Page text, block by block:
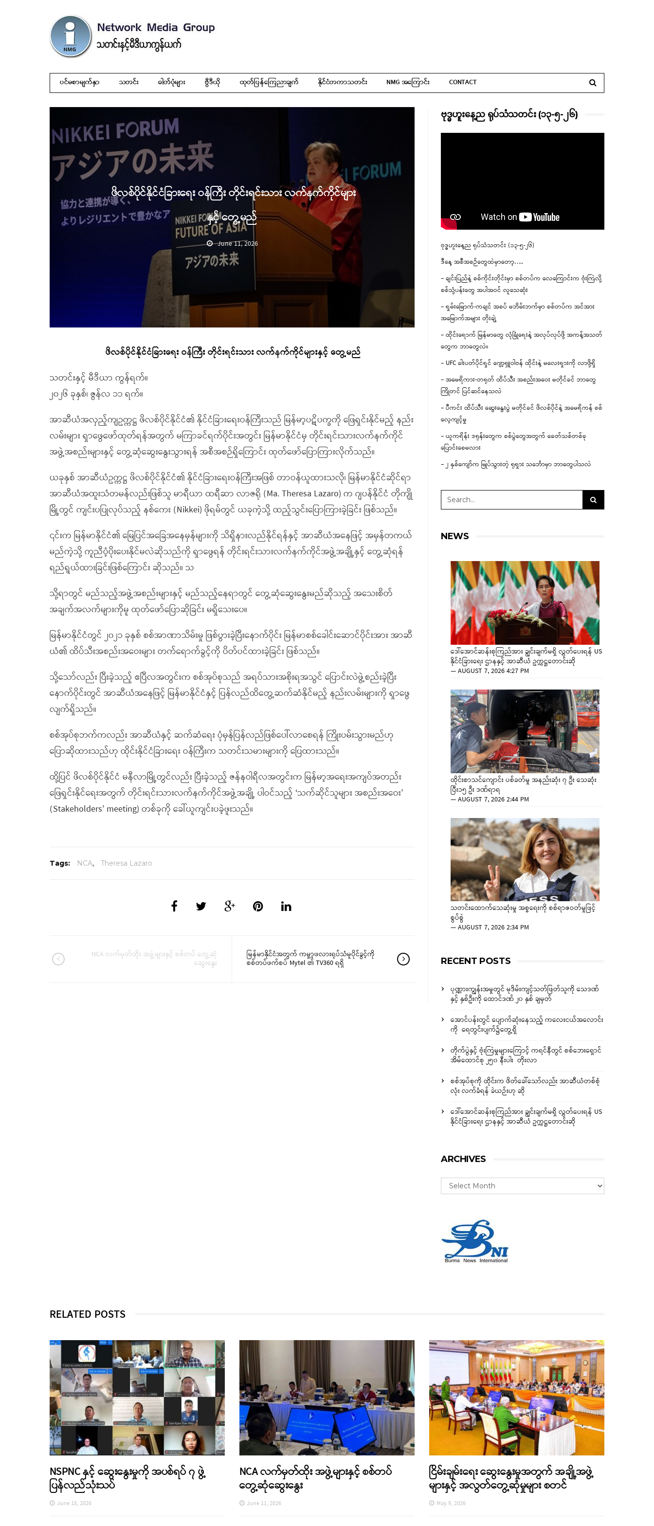
ပင်မစာမျက်နှာ သတင်း ဓါတ်ပုံများ ဗွီဒီယို ထုတ်ပြန်ကြေညာချက် နိုင်ငံတကာသတင်း NMG အကြောင်း CONTACT
ဖိလစ်ပိုင်နိုင်ငံခြားရေး ဝန်ကြီး တိုင်းရင်းသား လက်နက်ကိုင်များ
နှင့် တွေ့မည်
June 11, 2026
ဖိလစ်ပိုင်နိုင်ငံခြားရေး ဝန်ကြီး တိုင်းရင်းသား လက်နက်ကိုင်များနှင့် တွေ့မည်
သတင်းနှင့် မီဒီယာ ကွန်ရက်။
၂၀၂၆ ခုနှစ်၊ ဇွန်လ ၁၁ ရက်။
အာဆီယံအလှည့်ကျဥက္ကဋ္ဌ ဖိလစ်ပိုင်နိုင်ငံ၏ နိုင်ငံခြားရေးဝန်ကြီးသည် မြန်မာ့ပဋိပက္ခကို ဖြေရှင်းနိုင်မည့် နည်း
လမ်းများ ရှာဖွေဖော်ထုတ်ရန်အတွက် မကြာခင်ရက်ပိုင်းအတွင်း မြန်မာနိုင်ငံမှ တိုင်းရင်းသားလက်နက်ကိုင်
အဖွဲ့အစည်းများနှင့် တွေ့ဆုံဆွေးနွေးသွားရန် အစီအစဉ်ရှိကြောင်း ထုတ်ဖော်ပြောကြားလိုက်သည်။
ယခုနှစ် အာဆီယံဥက္ကဋ္ဌ ဖိလစ်ပိုင်နိုင်ငံ၏ နိုင်ငံခြားရေးဝန်ကြီးအဖြစ် တာဝန်ယူထားသလို၊ မြန်မာနိုင်ငံဆိုင်ရာ
အာဆီယံအထူးသံတမန်လည်းဖြစ်သူ မာရီယာ ထရီဆာ လာဇရို (Ma. Theresa Lazaro) က ဂျပန်နိုင်ငံ တိုကျို
မြို့တွင် ကျင်းပပြုလုပ်သည့် နစ်ကေး (Nikkei) ဖိုရမ်တွင် ယခုကဲ့သို့ ထည့်သွင်းပြောကြားခဲ့ခြင်း ဖြစ်သည်။
၎င်းက မြန်မာနိုင်ငံ၏ မြေပြင်အခြေအနေမှန်များကို သိရှိနားလည်နိုင်ရန်နှင့် အာဆီယံအနေဖြင့် အမှန်တကယ်
မည်ကဲ့သို့ ကူညီပံ့ပိုးပေးနိုင်မလဲဆိုသည်ကို ရှာဖွေရန် တိုင်းရင်းသားလက်နက်ကိုင်အဖွဲ့အချို့နှင့် တွေ့ဆုံရန်
ရည်ရွယ်ထားခြင်းဖြစ်ကြောင်း ဆိုသည်။ သ
သို့ရာတွင် မည်သည့်အဖွဲ့အစည်းများနှင့် မည်သည့်နေရာတွင် တွေ့ဆုံဆွေးနွေးမည်ဆိုသည့် အသေးစိတ်
အချက်အလက်များကိုမူ ထုတ်ဖော်ပြောဆိုခြင်း မရှိသေးပေ။
မြန်မာနိုင်ငံတွင် ၂၀၂၁ ခုနှစ် စစ်အာဏာသိမ်းမှု ဖြစ်ပွားခဲ့ပြီးနောက်ပိုင်း မြန်မာစစ်ခေါင်းဆောင်ပိုင်းအား အာဆီ
ယံ၏ ထိပ်သီးအစည်းအဝေးများ တက်ရောက်ခွင့်ကို ပိတ်ပင်ထားခဲ့ခြင်း ဖြစ်သည်။
သို့သော်လည်း ပြီးခဲ့သည့် ဧပြီလအတွင်းက စစ်အုပ်စုသည် အရပ်သားအစိုးရအသွင် ပြောင်းလဲဖွဲ့စည်းခဲ့ပြီး
နောက်ပိုင်းတွင် အာဆီယံအနေဖြင့် မြန်မာနိုင်ငံနှင့် ပြန်လည်ထိတွေ့ဆက်ဆံနိုင်မည့် နည်းလမ်းများကို ရှာဖွေ
လျက်ရှိသည်။
စစ်အုပ်စုဘက်ကလည်း အာဆီယံနှင့် ဆက်ဆံရေး ပုံမှန်ပြန်လည်ဖြစ်ပေါ်လာစေရန် ကြိုးပမ်းသွားမည်ဟု
ပြောဆိုထားသည်ဟု ထိုင်းနိုင်ငံခြားရေး ဝန်ကြီးက သတင်းသမားများကို ပြေထားသည်။
ထို့ပြင် ဖိလစ်ပိုင်နိုင်ငံ မနီလာမြို့တွင်လည်း ပြီးခဲ့သည့် ဇန်နဝါရီလအတွင်းက မြန်မာ့အရေးအကျပ်အတည်း
ဖြေရှင်းနိုင်ရေးအတွက် တိုင်းရင်းသားလက်နက်ကိုင်အဖွဲ့အချို့ ပါဝင်သည့် ‘သက်ဆိုင်သူများ အစည်းအဝေး’
(Stakeholders’ meeting) တစ်ခုကို ခေါ်ယူကျင်းပခဲ့ဖူးသည်။
Tags: NCA, Theresa Lazaro
NCA လက်မှတ်ထိုး အဖွဲ့များနှင့် စစ်တပ် တွေ့ဆုံ
ဆွေးနွေး
မြန်မာနိုင်ငံအတွက် ကမ္ဘာ့ဖလားရုပ်သံမူပိုင်ခွင့်ကို
စစ်တပ်ဖက်စပ် Mytel ၏ TV360 ရရှိ
ဗုဒ္ဓဟူးနေ့ည ရုပ်သံသတင်း (၁၃-၅-၂၆)
ဗုဒ္ဓဟူးနေ့ည ရုပ်သံသတင်း (၁၃-၅-၂၆)
ဒီနေ့ အစီအစဉ်တွေထဲမှာတော့…..
– ချင်းပြည်နဲ့ စစ်ကိုင်းတိုင်းမှာ စစ်တပ်က လေကြောင်းက ဗုံးကြဲလို့
စစ်သုံ့ပန်းတွေ အပါအဝင် လူသေဆုံး
– ရှမ်းမြောက်-ကချင် အစပ် မဘိမ်းဘက်မှာ စစ်တပ်က အင်အား
အမြောက်အများ တိုးချဲ့
– ထိုင်းရောက် မြန်မာတွေ လုံခြုံရေးနဲ့ အလုပ်လုပ်ဖို့ အကန့်အသတ်
တွေက ဘာတွေလဲ။
– UFC ခါးပတ်ပိုင်ရှင် ဂျော့ရှူဝါဗန် ထိုင်းနဲ့ မလေးရှားကို လာဖို့ရှိ
– အမေရိကား-တရုတ် ထိပ်သီး အစည်းအဝေး မတိုင်ခင် ဘာတွေ
ကြိုတင် ပြင်ဆင်နေသလဲ
– ပီကင်း ထိပ်သီး ဆွေးနွေးပွဲ မတိုင်ခင် ဖိလစ်ပိုင်နဲ့ အမေရိကန် စစ်
လေ့ကျင့်မှု
– ယူကရိန်း ဒရုန်းတွေက စစ်ပွဲတွေအတွက် ခေတ်သစ်တစ်ခု
ပြောင်းစေမလား
– ၂ နှစ်ကျော်က မြုပ်သွားတဲ့ ရုရှား သင်္ဘောမှာ ဘာတွေပါသလဲ
NEWS
ဒေါ်အောင်ဆန်းစုကြည်အား ချွင်းချက်မရှိ လွှတ်ပေးရန် US
နိုင်ငံခြားရေး ဌာနနှင့် အာဆီယံ ဥက္ကဋ္ဌတောင်းဆို
—AUGUST 7, 2026 4:27 PM
ထိုင်းစာသင်ကျောင်း ပစ်ခတ်မှု အနည်းဆုံး ၇ ဦး သေဆုံး
ပြီး၁၅ ဦး ဒဏ်ရာရ
—AUGUST 7, 2026 2:44 PM
သတင်းထောက်သေဆုံးမှု အစ္စရေးကို စစ်ရာဇဝတ်မှုဖြင့်
စွပ်စွဲ
—AUGUST 7, 2026 2:34 PM
RECENT POSTS
ပုဏ္ဏားကျွန်းအမှုတွင် မုဒိမ်းကျင့်သတ်ဖြတ်သူကို သေဒဏ်
နှင့် နှစ်ဦးကို ထောင်ဒဏ် ၂၀ နှစ် ချမှတ်
အောင်ပန်းတွင် ပျောက်ဆုံးနေသည့် ကလေးငယ်အလောင်း
ကို ရေတွင်းပျက်၌တွေ့ရှိ
တိုက်ပွဲနှင့် ဗုံးကြဲမှုများကြောင့် ကရင်နီတွင် စစ်ဘေးရှောင်
အိမ်ထောင်စု ၂၅၀ နီးပါး တိုးလာ
စစ်အုပ်စုကို ထိုင်းက ဖိတ်ခေါ်သော်လည်း အာဆီယံတစ်စုံ
လုံး လက်ခံရန် ခဲယဉ်းဟု ဆို
ဒေါ်အောင်ဆန်းစုကြည်အား ချွင်းချက်မရှိ လွှတ်ပေးရန် US
နိုင်ငံခြားရေး ဌာနနှင့် အာဆီယံ ဥက္ကဋ္ဌတောင်းဆို
ARCHIVES
RELATED POSTS
NSPNC နှင့် ဆွေးနွေးမှုကို အပစ်ရပ် ၇ ဖွဲ့
ပြန်လည်သုံးသပ်
June 18, 2026
NCA လက်မှတ်ထိုး အဖွဲ့များနှင့် စစ်တပ်
တွေ့ဆုံဆွေးနွေး
June 11, 2026
ငြိမ်းချမ်းရေး ဆွေးနွေးမှုအတွက် အချို့အဖွဲ့
များနှင့် အလွတ်တွေ့ဆုံမှုများ စတင်
May 9, 2026